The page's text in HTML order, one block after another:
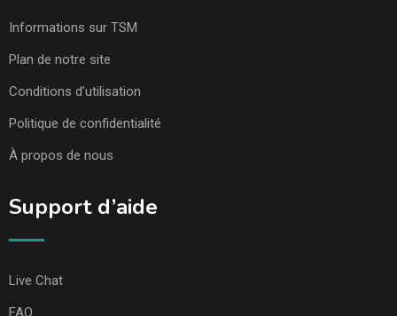
Informations sur TSM
Plan de notre site
Conditions d’utilisation
Politique de confidentialité
À propos de nous
Support d’aide
Live Chat
FAQ